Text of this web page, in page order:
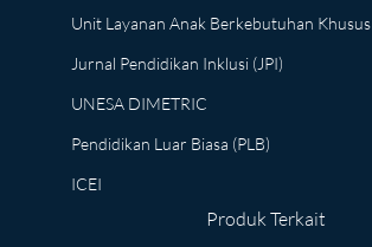
Unit Layanan Anak Berkebutuhan Khusus
Jurnal Pendidikan Inklusi (JPI)
UNESA DIMETRIC
Pendidikan Luar Biasa (PLB)
ICEI
Produk Terkait